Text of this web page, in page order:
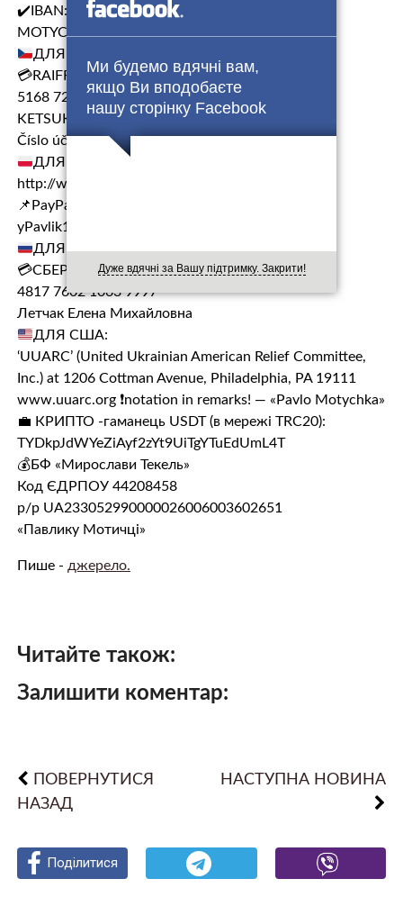
Ми будемо вдячні вам,
якщо Ви вподобаєте
нашу сторінку Facebook
Дуже вдячні за Вашу підтримку. Закрити!
✔️IBAN: UA883052990000026203894354513
MOTYCHKA MARIIA
ДЛЯ ЧЕХІЇ:
💳RAIFFEISEN BANK
5168 7207 1220 9196
KETSUK VASYL
Číslo účtu: 3621467002/5500
ДЛЯ ПОЛЬЩІ:
http://www.siepomaga.pl/pawel-sma
📌PayPal:
yPavlik19@bk.ru
ДЛЯ РФ (RUB):
💳СБЕРБАНК
4817 7602 1063 9997
Летчак Елена Михайловна
ДЛЯ США:
‘UUARC’ (United Ukrainian American Relief Committee,
Inc.) at 1206 Cottman Avenue, Philadelphia, PA 19111
www.uuarc.org ❗notation in remarks! — «Pavlo Motychka»
‌💼 КРИПТО -гаманець USDT (в мережі TRC20):
TYDkpJdWYeZiAyf2zYt9UiTgYTuEdUmL4T
💰БФ «Мирослави Текель»
‌Код ЄДРПОУ 44208458
‌р/р UA233052990000026006003602651
«Павлику Мотичці»
Пише - джерело.
Читайте також:
Залишити коментар:
ПОВЕРНУТИСЯ
НАЗАД
НАСТУПНА НОВИНА
Поділитися
Поділитися
Поділитися